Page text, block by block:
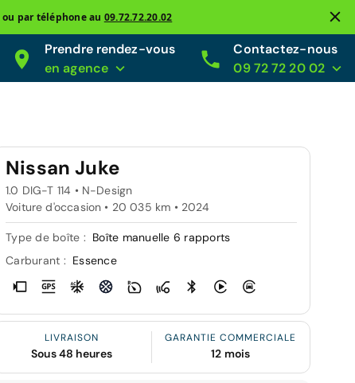
ou par téléphone au 09.72.72.20.02
Prendre rendez-vous
en agence
Contactez-nous
09 72 72 20 02
Nissan Juke
1.0 DIG-T 114 • N-Design
Voiture d'occasion • 20 035 km • 2024
Type de boîte : Boîte manuelle 6 rapports
Carburant : Essence
LIVRAISON
Sous 48 heures
GARANTIE COMMERCIALE
12 mois